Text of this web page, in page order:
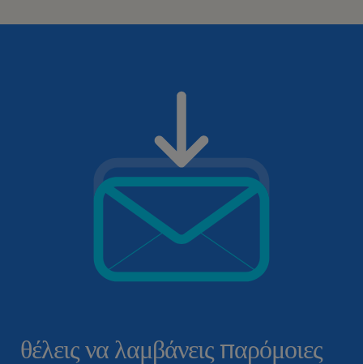
θέλεις να λαμβάνεις παρόμοιες